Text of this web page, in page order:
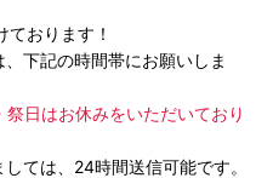
おります！
下記の時間帯にお願いしま
日はお休みをいただいており
ては、24時間送信可能です。